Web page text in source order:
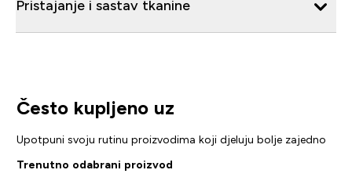
Pristajanje i sastav tkanine
Često kupljeno uz
Upotpuni svoju rutinu proizvodima koji djeluju bolje zajedno
Trenutno odabrani proizvod